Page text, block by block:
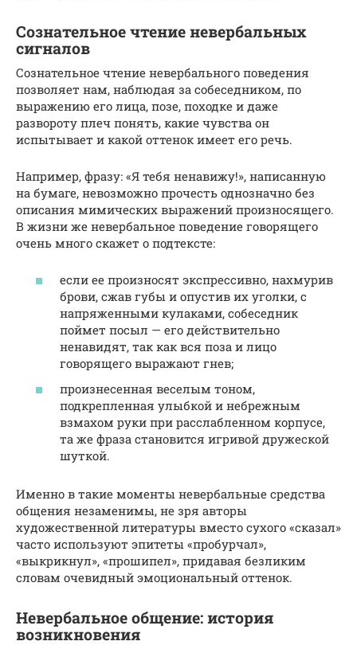
Сознательное чтение невербальных
сигналов
Сознательное чтение невербального поведения
позволяет нам, наблюдая за собеседником, по
выражению его лица, позе, походке и даже
развороту плеч понять, какие чувства он
испытывает и какой оттенок имеет его речь.
Например, фразу: «Я тебя ненавижу!», написанную
на бумаге, невозможно прочесть однозначно без
описания мимических выражений произносящего.
В жизни же невербальное поведение говорящего
очень много скажет о подтексте:
если ее произносят экспрессивно, нахмурив
брови, сжав губы и опустив их уголки, с
напряженными кулаками, собеседник
поймет посыл — его действительно
ненавидят, так как вся поза и лицо
говорящего выражают гнев;
произнесенная веселым тоном,
подкрепленная улыбкой и небрежным
взмахом руки при расслабленном корпусе,
та же фраза становится игривой дружеской
шуткой.
Именно в такие моменты невербальные средства
общения незаменимы, не зря авторы
художественной литературы вместо сухого «сказал»
часто используют эпитеты «пробурчал»,
«выкрикнул», «прошипел», придавая безликим
словам очевидный эмоциональный оттенок.
Невербальное общение: история
возникновения